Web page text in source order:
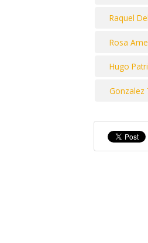
Raquel
Rosa
Hugo
Gonzalez